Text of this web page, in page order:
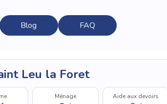
Blog FAQ
Leu la Foret
Ménage Aide aux devoirs